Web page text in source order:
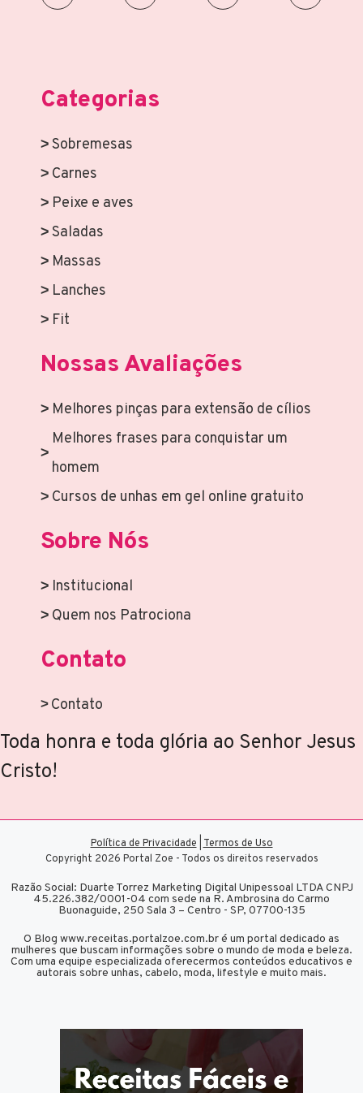
Categorias
Sobremesas
Carnes
Peixe e aves
Saladas
Massas
Lanches
Fit
Nossas Avaliações
Melhores pinças para extensão de cílios
Melhores frases para conquistar um
homem
Cursos de unhas em gel online gratuito
Sobre Nós
Institucional
Quem nos Patrociona
Contato
Contato
Toda honra e toda glória ao Senhor Jesus
Cristo!
Política de Privacidade
Termos de Uso
Copyright 2026 Portal Zoe - Todos os direitos reservados
Razão Social: Duarte Torrez Marketing Digital Unipessoal LTDA CNPJ
45.226.382/0001-04 com sede na R. Ambrosina do Carmo
Buonaguide, 250 Sala 3 – Centro - SP, 07700-135
O Blog www.receitas.portalzoe.com.br é um portal dedicado as
mulheres que buscam informações sobre o mundo de moda e beleza.
Com uma equipe especializada oferecermos conteúdos educativos e
autorais sobre unhas, cabelo, moda, lifestyle e muito mais.